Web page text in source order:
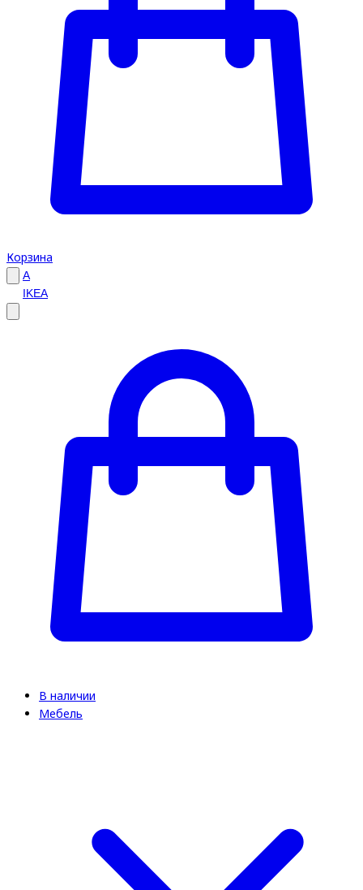
Корзина
A
IKEA
В наличии
Мебель